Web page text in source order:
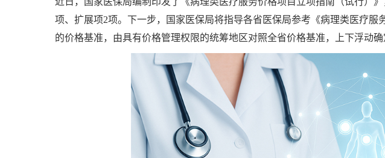
项、扩展项2项。下一步，国家医保局将指导各省医保局参考《病理类医疗
的价格基准，由具有价格管理权限的统筹地区对照全省价格基准，上下浮动确